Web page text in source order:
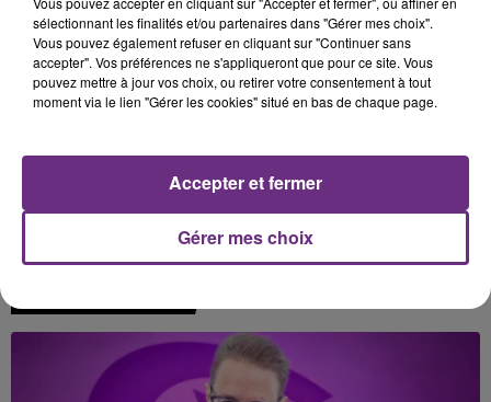
sélectionnant les finalités et/ou partenaires dans "Gérer mes choix".
Vous pouvez également refuser en cliquant sur "Continuer sans
accepter". Vos préférences ne s'appliqueront que pour ce site. Vous
pouvez mettre à jour vos choix, ou retirer votre consentement à tout
moment via le lien "Gérer les cookies" situé en bas de chaque page.
Gérer mes choix
Accepter et fermer